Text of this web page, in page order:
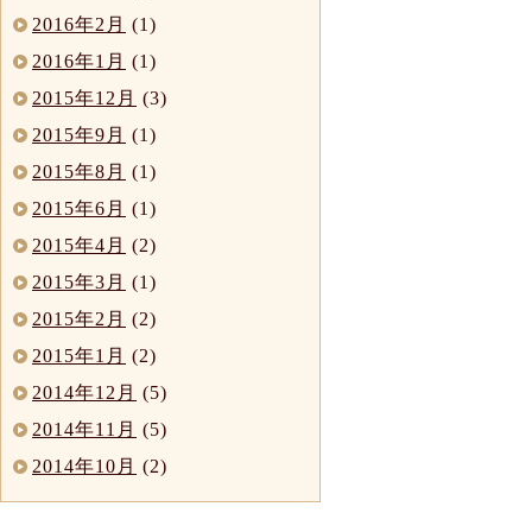
2016年2月 (1)
2016年1月 (1)
2015年12月 (3)
2015年9月 (1)
2015年8月 (1)
2015年6月 (1)
2015年4月 (2)
2015年3月 (1)
2015年2月 (2)
2015年1月 (2)
2014年12月 (5)
2014年11月 (5)
2014年10月 (2)